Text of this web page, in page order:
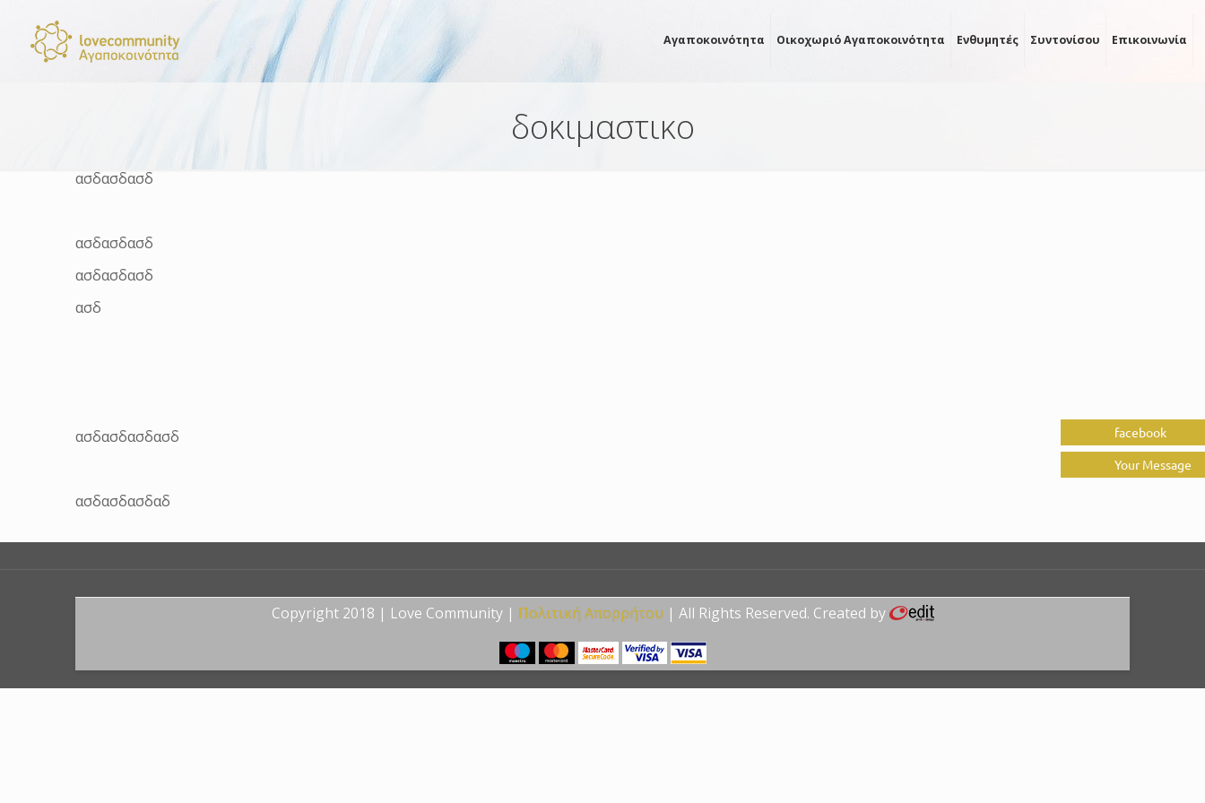
Αγαποκοινότητα Οικοχωριό Αγαποκοινότητα Ενθυμητές Συντονίσου Επικοινωνία
δοκιμαστικο
ασδασδασδ
ασδασδασδ
ασδασδασδ
ασδ
ασδασδασδασδ
ασδασδασδαδ
Copyright 2018 | Love Community | Πολιτική Απορρήτου | All Rights Reserved. Created by
facebook
Your Message